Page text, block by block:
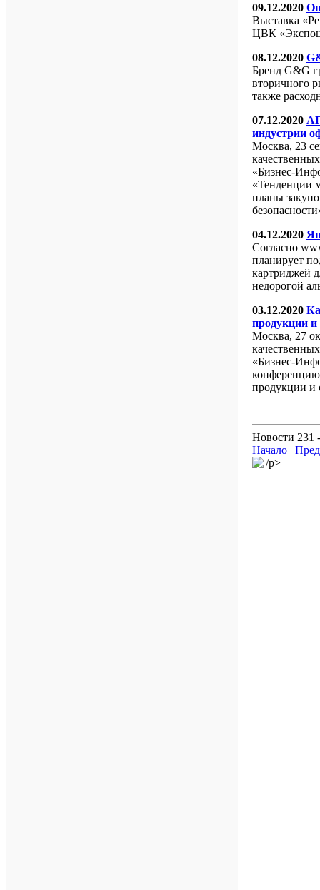
09.12.2020
Выставка
ЦВК
08.12.2020
Бренд G&G
вторичного
также
07.12.2020
индустрии
Москва, 23
«Бизнес-
«Тенденции
планы
04.12.2020
Согласно
планирует
картриджей
недорогой
03.12.2020
продукции и
Москва, 27
«Бизнес-
продукции и
Новости 231
Начало |
/p>